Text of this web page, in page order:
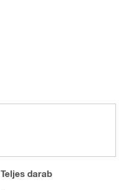
Teljesdarab